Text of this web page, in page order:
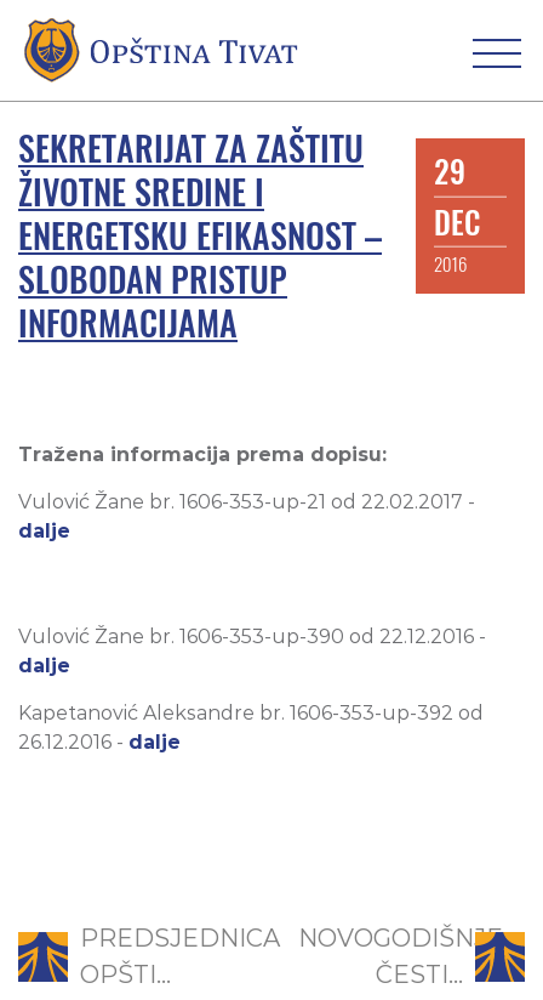
SEKRETARIJAT ZA ZAŠTITU
ŽIVOTNE SREDINE I
ENERGETSKU EFIKASNOST –
SLOBODAN PRISTUP
INFORMACIJAMA
29
DEC
2016
Tražena informacija prema dopisu:
Vulović Žane br. 1606-353-up-21 od 22.02.2017 -
dalje
Vulović Žane br. 1606-353-up-390 od 22.12.2016 -
dalje
Kapetanović Aleksandre br. 1606-353-up-392 od
26.12.2016 - dalje
PREDSJEDNICA
OPŠTI...
NOVOGODIŠNJE
ČESTI...